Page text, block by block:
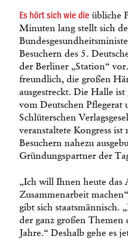
Es hört sich wie die übliche
Minuten lang stellt sich
Besuchern des 5.
der Berliner „Station“
freundlich, die großen
ausgestreckt. Die Halle
vom Deutschen Pflegerat
Schlüterschen
veranstaltete Kongress ist
Besuchern nahezu
Gründungspartner der
„Ich will Ihnen heute das
Zusammenarbeit
gibt sich staatsmännisch.
der ganz großen Themen
Jahre.“ Deshalb gehe es